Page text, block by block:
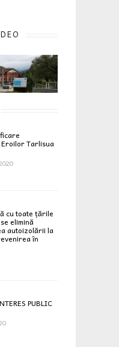
Tarlisua
cu toate țările
elimină
autoizolării la
în
PUBLIC